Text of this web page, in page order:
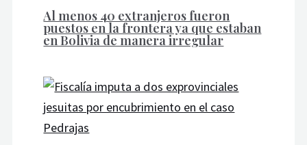
Al menos 40 extranjeros fueron
puestos en la frontera ya que estaban
en Bolivia de manera irregular